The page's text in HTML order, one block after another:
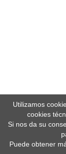
Utilizamos
cookies
Si nos da su
Puede obtener